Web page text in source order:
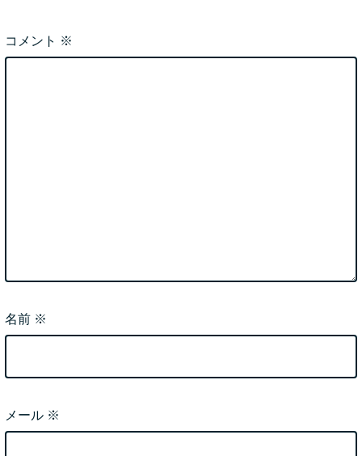
コメント ※
名前 ※
メール ※